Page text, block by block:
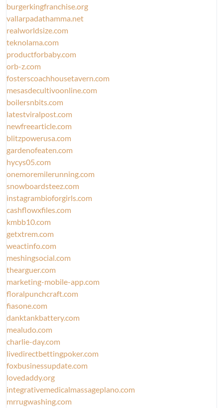
burgerkingfranchise.org
vallarpadathamma.net
realworldsize.com
teknolama.com
productforbaby.com
orb-z.com
fosterscoachhousetavern.com
mesasdecultivoonline.com
boilersnbits.com
latestviralpost.com
newfreearticle.com
blitzpowerusa.com
gardenofeaten.com
hycys05.com
onemoremilerunning.com
snowboardsteez.com
instagrambioforgirls.com
cashflowxfiles.com
kmbb10.com
getxtrem.com
weactinfo.com
meshingsocial.com
thearguer.com
marketing-mobile-app.com
floralpunchcraft.com
fiasone.com
danktankbattery.com
mealudo.com
charlie-day.com
livedirectbettingpoker.com
foxbusinessupdate.com
lovedaddy.org
integrativemedicalmassageplano.com
mrrugwashing.com